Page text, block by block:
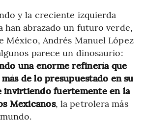
y la creciente izquierda
han abrazado un futuro verde,
México, Andrés Manuel López
parece un dinosaurio:
una enorme refinería que
de lo presupuestado en su
invirtiendo fuertemente en la
Mexicanos, la petrolera más